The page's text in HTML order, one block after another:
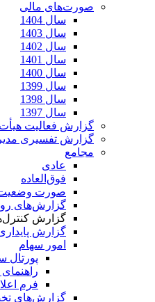
صورت‌های مالی
سال 1404
سال 1403
سال 1402
سال 1401
سال 1400
سال 1399
سال 1398
سال 1397
گزارش فعالیت
گزارش تفسیری
مجامع
عادی
فوق‌العاده
صورت وضعیت
گزارش‌های
گزارش
گزارش
امور سهام
پورتال
فرم
گزارش‌های